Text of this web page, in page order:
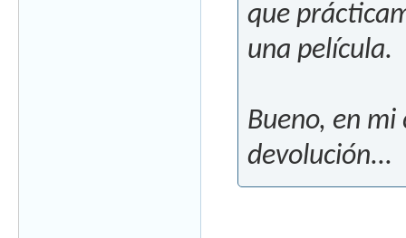
que
una película.
Bueno, en
devolución...